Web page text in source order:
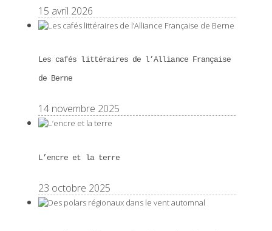
15 avril 2026
Les cafés littéraires de l’Alliance Française
de Berne
14 novembre 2025
L’encre et la terre
23 octobre 2025